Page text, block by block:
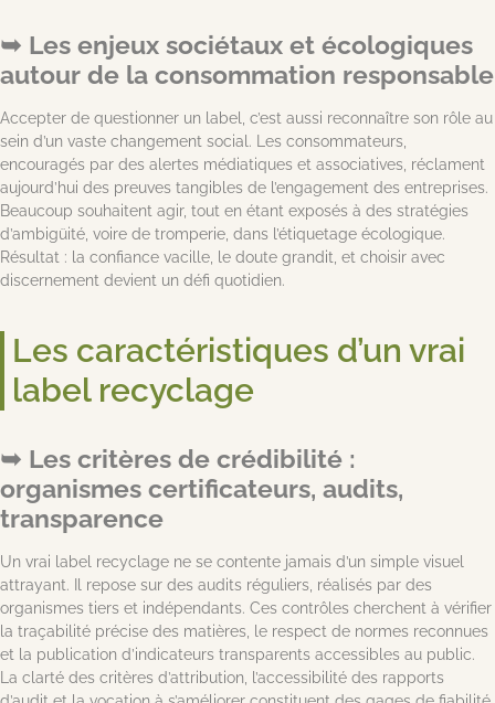
Les enjeux sociétaux et écologiques
autour de la consommation responsable
Accepter de questionner un label, c’est aussi reconnaître son rôle au
sein d’un vaste changement social. Les consommateurs,
encouragés par des alertes médiatiques et associatives, réclament
aujourd’hui des preuves tangibles de l’engagement des entreprises.
Beaucoup souhaitent agir, tout en étant exposés à des stratégies
d’ambigüité, voire de tromperie, dans l’étiquetage écologique.
Résultat : la confiance vacille, le doute grandit, et choisir avec
discernement devient un défi quotidien.
Les caractéristiques d’un vrai
label recyclage
Les critères de crédibilité :
organismes certificateurs, audits,
transparence
Un vrai label recyclage ne se contente jamais d’un simple visuel
attrayant. Il repose sur des audits réguliers, réalisés par des
organismes tiers et indépendants. Ces contrôles cherchent à vérifier
la traçabilité précise des matières, le respect de normes reconnues
et la publication d’indicateurs transparents accessibles au public.
La clarté des critères d’attribution, l’accessibilité des rapports